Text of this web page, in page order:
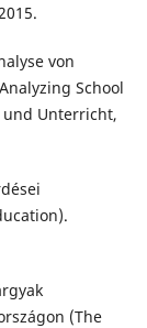
von
School
und Unterricht,
(The